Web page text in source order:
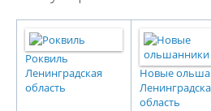
Роквиль
Ленинградская
область
Новые
область